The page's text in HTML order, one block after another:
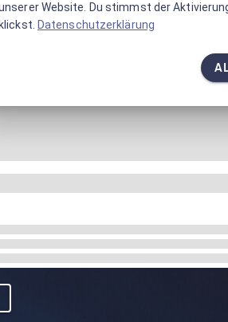
Website. Du stimmst der
klickst. Datenschutzerklärung